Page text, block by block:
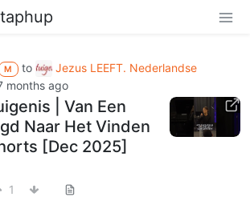
M to
Jezus LEEFT. Nederlandse
months ago
| Van Een
Naar Het Vinden
[Dec 2025]
1